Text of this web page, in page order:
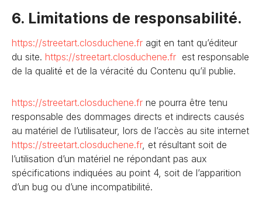
6. Limitations de responsabilité.
https://streetart.closduchene.fr agit en tant qu’éditeur
du site. https://streetart.closduchene.fr est responsable
de la qualité et de la véracité du Contenu qu’il publie.
https://streetart.closduchene.fr ne pourra être tenu
responsable des dommages directs et indirects causés
au matériel de l’utilisateur, lors de l’accès au site internet
https://streetart.closduchene.fr, et résultant soit de
l’utilisation d’un matériel ne répondant pas aux
spécifications indiquées au point 4, soit de l’apparition
d’un bug ou d’une incompatibilité.